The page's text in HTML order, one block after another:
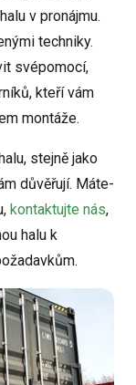
v pronájmu.
techniky.
svépomocí,
kteří vám
montáže.
stejně jako
důvěřují. Máte-
kontaktujte nás,
halu k